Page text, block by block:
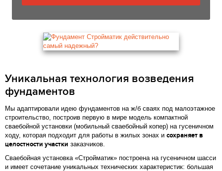
Уникальная технология возведения
фундаментов
Мы адаптировали идею фундаментов на ж/б сваях под малоэтажное
строительство, построив первую в мире модель компактной
сваебойной установки (мобильный сваебойный копер) на гусеничном
ходу, которая подходит для работы в жилых зонах и сохраняет в
целостности участки заказчиков.
Сваебойная установка «Стройматик» построена на гусеничном шасси
и имеет сочетание уникальных технических характеристик: большая